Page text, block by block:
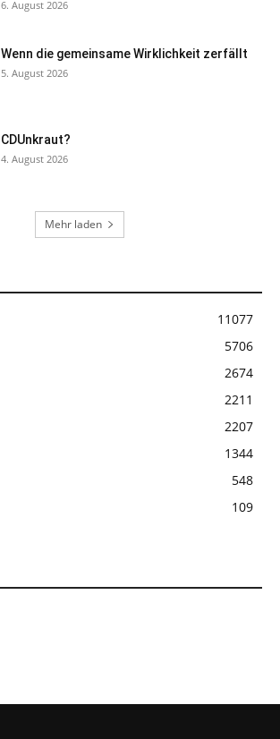
6. August 2026
Wenn die gemeinsame Wirklichkeit zerfällt
5. August 2026
CDUnkraut?
4. August 2026
Mehr laden
11077
5706
2674
2211
2207
1344
548
109